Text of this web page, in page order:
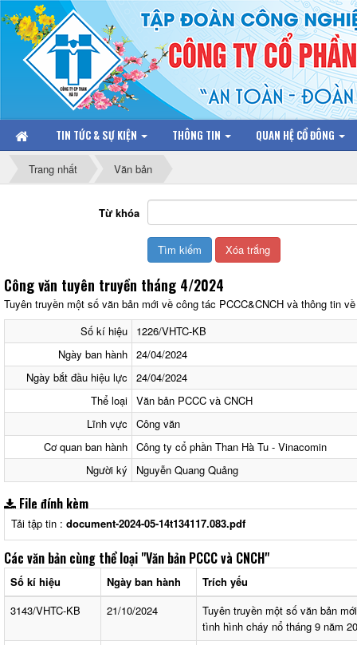
TIN TỨC & SỰ KIỆN THÔNG TIN QUAN HỆ CỔ ĐÔNG
Trang nhất Văn bản
Từ khóa
Công văn tuyên truyền tháng 4/2024
Tuyên truyền một số văn bản mới về công tác PCCC&CNCH và thông tin
Số kí hiệu
1226/VHTC-KB
Ngày ban hành 24/04/2024
Ngày bắt đầu hiệu lực
24/04/2024
Thể loại Văn bản PCCC và CNCH
Lĩnh vực
Công văn
Cơ quan ban hành Công ty cổ phần Than Hà Tu - Vinacomin
Người ký
Nguyễn Quang Quảng
File đính kèm
Tải tập tin : document-2024-05-14t134117.083.pdf
Các văn bản cùng thể loại "Văn bản PCCC và CNCH"
Số kí hiệu Ngày ban hành
Trích yếu
3143/VHTC-KB
21/10/2024
Tuyên truyền một số văn bản
tình hình cháy nổ tháng 9 năm